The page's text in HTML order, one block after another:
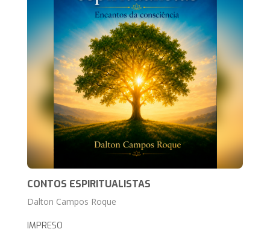
CONTOS ESPIRITUALISTAS
Dalton Campos Roque
IMPRESO